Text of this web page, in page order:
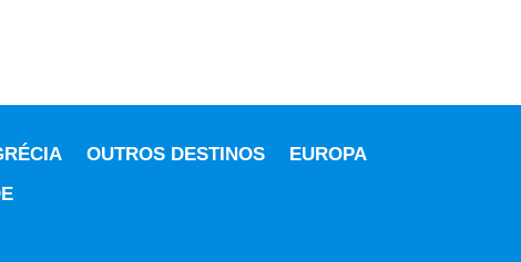
OUTROS DESTINOS
EUROPA